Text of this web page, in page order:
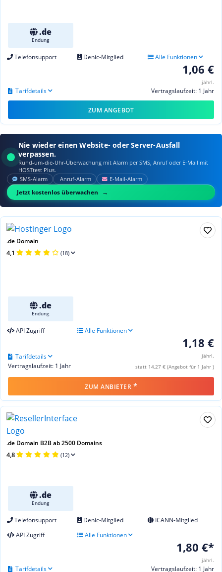
.de
Endung
Telefonsupport Denic-Mitglied Alle Funktionen
1,06 €
jährl.
Vertragslaufzeit: 1 Jahr
Tarifdetails
ZUM ANGEBOT
Nie wieder einen Website- oder Server-Ausfall
verpassen.
Rund-um-die-Uhr-Überwachung mit Alarm per SMS, Anruf oder E‑Mail mit
HOSTtest Plus.
SMS‑Alarm Anruf‑Alarm E‑Mail‑Alarm
Jetzt kostenlos überwachen
.de Domain
4,1 (18)
.de
Endung
API Zugriff Alle Funktionen
1,18 €
jährl.
statt 14,27 € (Angebot für 1 Jahr )
Vertragslaufzeit: 1 Jahr
Tarifdetails
ZUM ANBIETER *
.de Domain B2B ab 2500 Domains
4,8 (12)
.de
Endung
Telefonsupport Denic-Mitglied
ICANN-Mitglied
API Zugriff
Alle Funktionen
1,80 €*
jährl.
Vertragslaufzeit: 1 Jahr
Tarifdetails